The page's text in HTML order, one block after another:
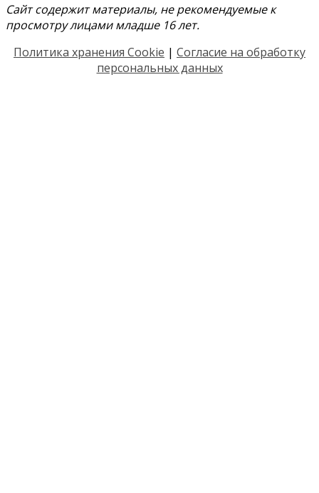
Сайт содержит материалы, не рекомендуемые к
просмотру лицами младше 16 лет.
Политика хранения Cookie | Согласие на обработку
персональных данных